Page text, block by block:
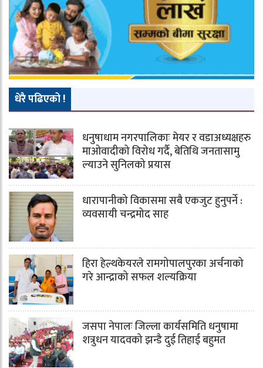
धेरै पढिएको !
धनुषाधाम नगरपालिकाः मेयर र वडाअध्यक्षहरु
माओवादीको विरोध गर्दै, बेतिथि जनतासामु
ल्याउने सुनिलको प्रयास
धारापानीको विकासमा सबै एकजुट हुनुपर्ने :
व्यवसायी चन्द्रमोद साह
हिरा हेल्थकेयरले रामगोपालपुरका अर्चनाको
गरे आन्द्राको सफल शल्यक्रिया
जसपा नेपालः जिल्ला कार्यसमिति धनुषामा
शत्रुधन यादवको झन्डै दुई तिहाई बहुमत